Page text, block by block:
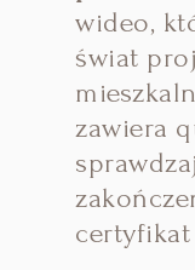
wideo,
świat
zawiera
certyfikat